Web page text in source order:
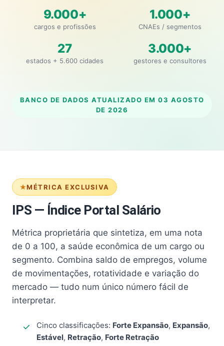
9.000+
cargos e profissões
1.000+
CNAEs / segmentos
27
estados + 5.600 cidades
3.000+
gestores e consultores
BANCO DE DADOS ATUALIZADO EM 03 AGOSTO
DE 2026
MÉTRICA EXCLUSIVA
IPS — Índice Portal Salário
Métrica proprietária que sintetiza, em uma nota
de 0 a 100, a saúde econômica de um cargo ou
segmento. Combina saldo de empregos, volume
de movimentações, rotatividade e variação do
mercado — tudo num único número fácil de
interpretar.
Cinco classificações: Forte Expansão, Expansão,
Estável, Retração, Forte Retração